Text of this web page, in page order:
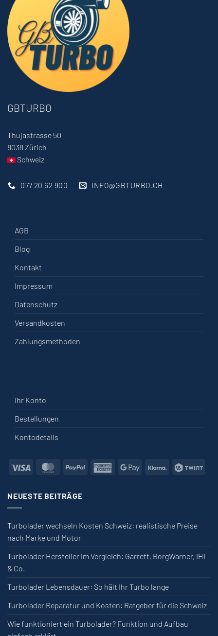
GBTURBO
Thujastrasse 50
8038 Zürich
Schweiz
077 20 62 900 INFO@GBTURBO.CH
AGB
Blog
Kontakt
Impressum
Datenschutz
Versandkosten
Zahlungsmethoden
Ihr Konto
Bestellungen
Kontodetails
Visa MasterCardPayPal
AmericanGoogle
Klarna
NEUESTE BEITRÄGE
Turbolader wechseln Kosten Schweiz: realistische Preise
nach Marke und Motor
Turbolader Hersteller im Vergleich: Garrett, BorgWarner, IHI
& Co.
Turbolader Lebensdauer: So hält Ihr Turbo lange
Turbolader Reparatur und Kosten: Ratgeber für die Schweiz
Wie funktioniert ein Turbolader? Funktion und Aufbau